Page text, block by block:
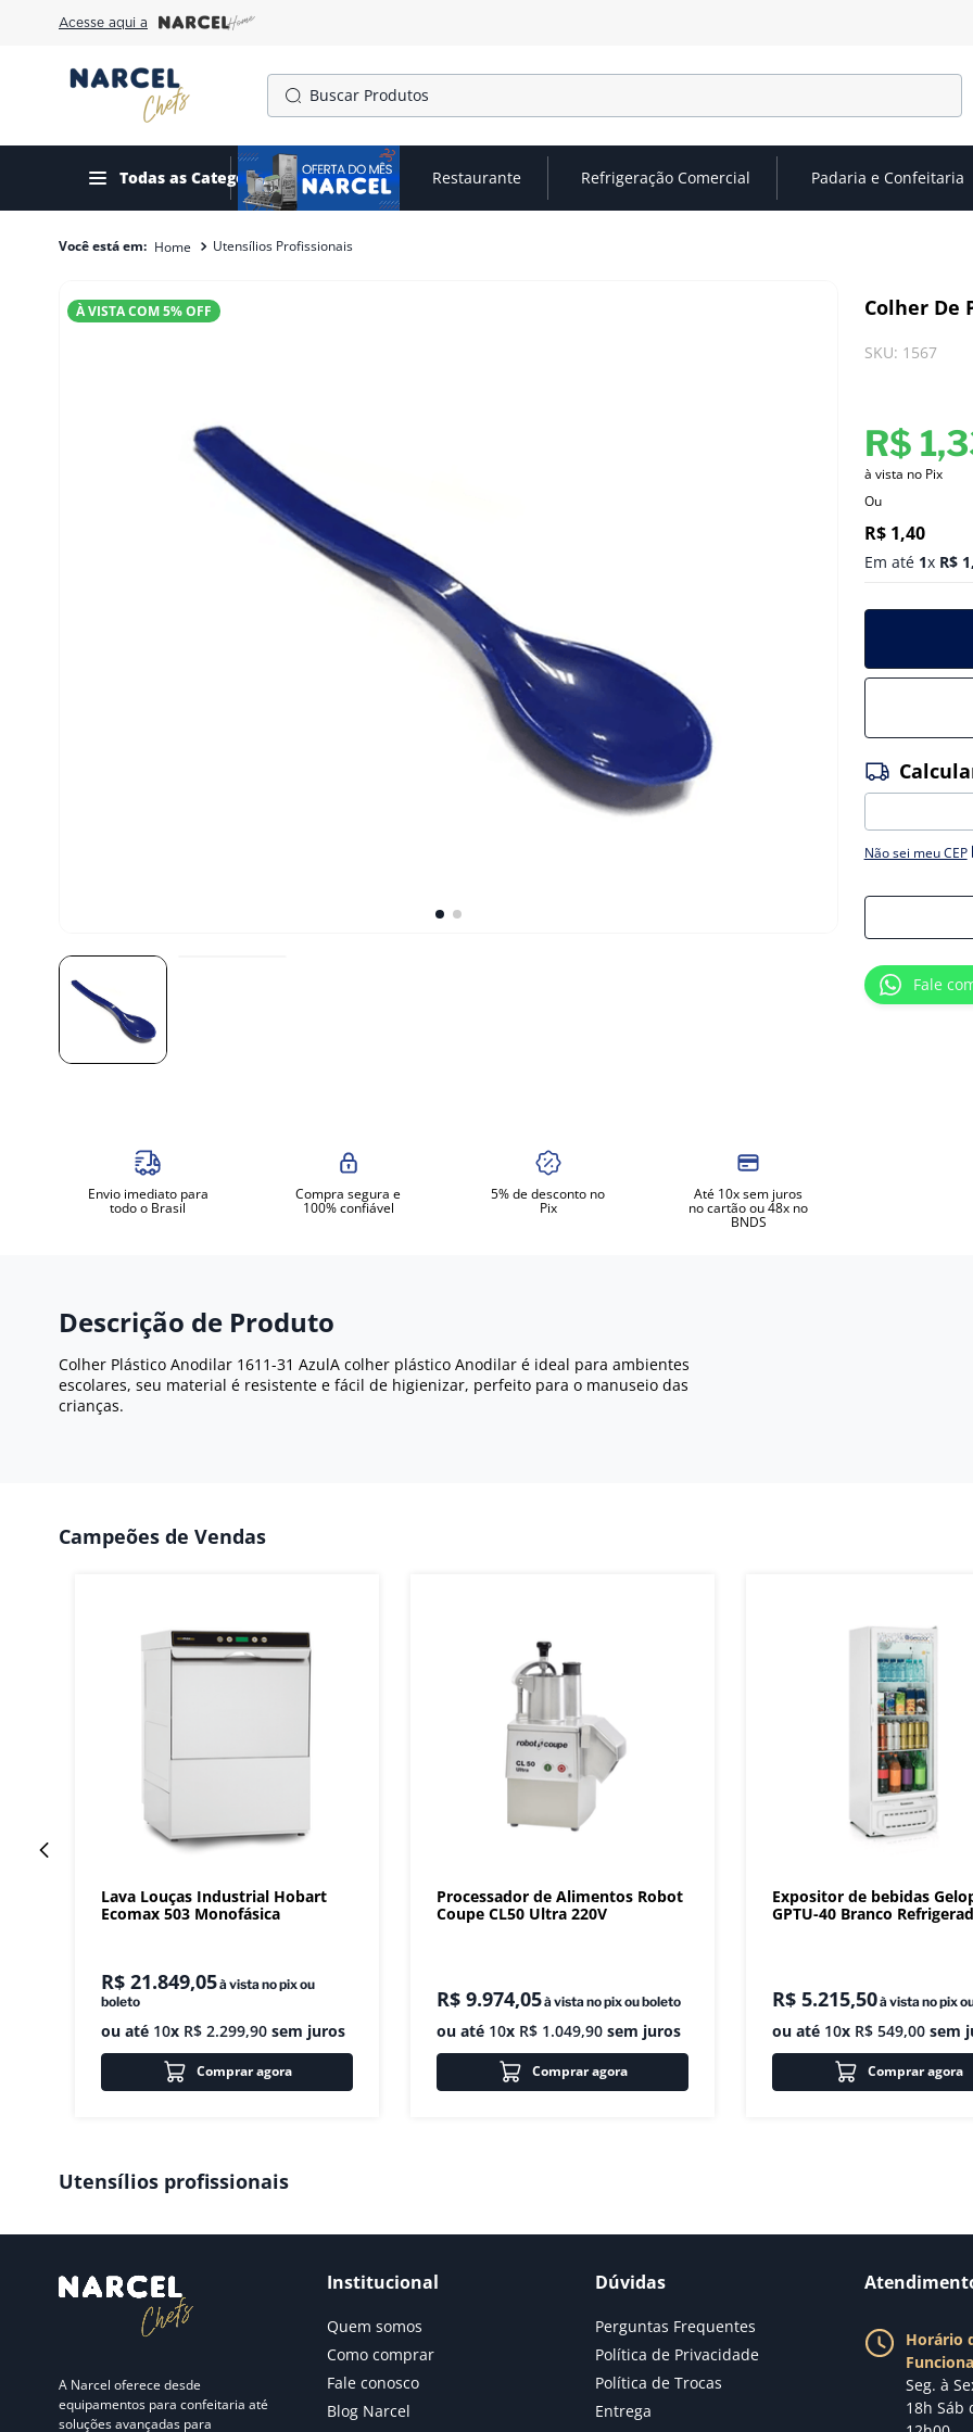
Acesse aqui a
Buscar Produtos
Todas as CategoriasOfertas do mês Restaurante Refrigeração Comercial Padaria e Confeitaria
Utensílios Profissionais
À VISTA COM5% OFF
Envio imediato para
todo o Brasil
Compra segura e
100% confiável
5% de desconto no
Pix
Até 10x sem juros
no cartão ou 48x no
BNDS
Colher De
SKU: 1567
R$ 1,
à vista no Pix
Ou
R$ 1,40
Em até 1x R$ 1,
Não sei meu CEP
Fale
Descrição de Produto
Colher Plástico Anodilar 1611-31 AzulA colher plástico Anodilar é ideal para ambientes
escolares, seu material é resistente e fácil de higienizar, perfeito para o manuseio das
crianças.
Campeões de Vendas
Lava Louças Industrial Hobart
Ecomax 503 Monofásica
R$ 21.849,05à vista no pix ou
boleto
ou até 10x R$ 2.299,90sem juros
Comprar agora
Processador de Alimentos Robot
Coupe CL50 Ultra 220V
R$ 9.974,05à vista no pix ou boleto
ou até 10x R$ 1.049,90sem juros
Comprar agora
Expositor de bebidas
GPTU-40 Branco
R$ 5.215,50à vista no pix
ou até 10x R$ 549,00sem
Comprar agora
Utensílios profissionais
A Narcel oferece desde
equipamentos para confeitaria até
soluções avançadas para
Institucional
Quem somos
Como comprar
Fale conosco
Blog Narcel
Dúvidas
Perguntas Frequentes
Política de Privacidade
Política de Trocas
Entrega
Horário
Seg. à
18h Sáb
1º
cafeteira
2º
gelopar
3º
freezer
prato
10º amassadeira